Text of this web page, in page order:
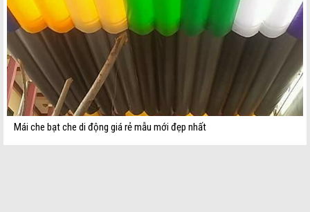
Mái che bạt che di động giá rẻ mẫu mới đẹp nhất